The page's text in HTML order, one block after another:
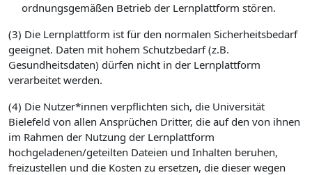
ordnungsgemäßen Betrieb der Lernplattform stören.
(3) Die Lernplattform ist für den normalen Sicherheitsbedarf
geeignet. Daten mit hohem Schutzbedarf (z.B.
Gesundheitsdaten) dürfen nicht in der Lernplattform
verarbeitet werden.
(4) Die Nutzer*innen verpflichten sich, die Universität
Bielefeld von allen Ansprüchen Dritter, die auf den von ihnen
im Rahmen der Nutzung der Lernplattform
hochgeladenen/geteilten Dateien und Inhalten beruhen,
freizustellen und die Kosten zu ersetzen, die dieser wegen